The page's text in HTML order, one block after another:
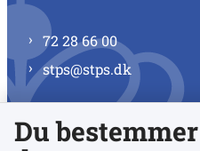
72 28 66 00
stps@stps.dk
Se alle kontaktnumre
Du